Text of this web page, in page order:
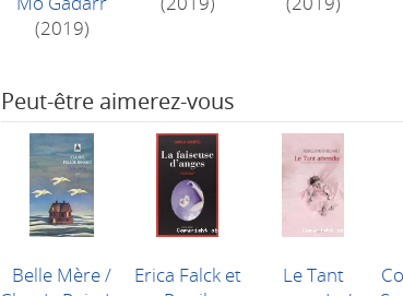
(2019)
Peut-être aimerez-vous
Belle Mère/
Erica Falck et
Le Tant